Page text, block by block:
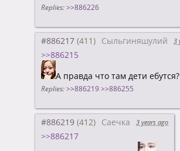
Replies: >>886226
#886217 Сыльгиняшулий 3
>>886215
А правда что там дети ебутся?
Replies: >>886219 >>886255
#886219 Саечка 3 years ago
>>886217